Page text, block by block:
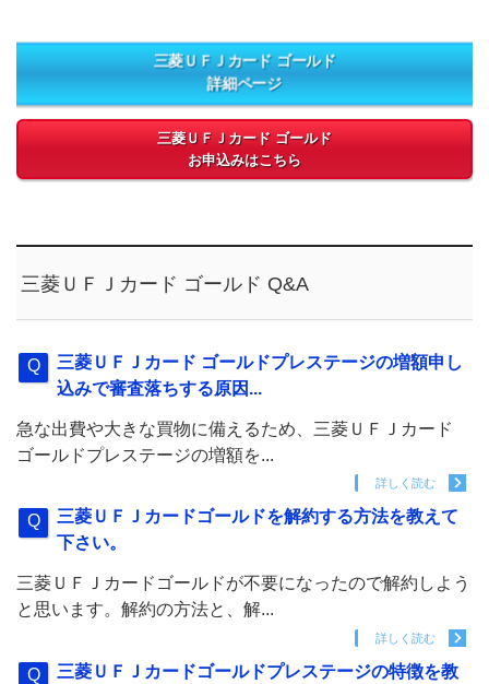
三菱ＵＦＪカード ゴールド
詳細ページ
三菱ＵＦＪカード ゴールド
お申込みはこちら
三菱ＵＦＪカード ゴールド Q&A
三菱ＵＦＪカード ゴールドプレステージの増額申し
込みで審査落ちする原因...
急な出費や大きな買物に備えるため、三菱ＵＦＪカード
ゴールドプレステージの増額を...
詳しく読む
三菱ＵＦＪカードゴールドを解約する方法を教えて
下さい。
三菱ＵＦＪカードゴールドが不要になったので解約しよう
と思います。解約の方法と、解...
詳しく読む
三菱ＵＦＪカードゴールドプレステージの特徴を教